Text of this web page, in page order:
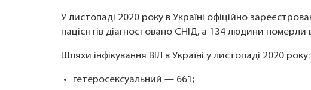
У листопаді 2020 року в Україні офіційно
пацієнтів діагностовано СНІД, а 134 людини померли
Шляхи інфікування ВІЛ в Україні у листопаді 2020 року:
гетеросексуальний — 661;